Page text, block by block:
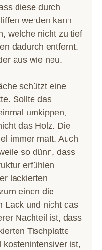
diese durch
werden kann
welche nicht zu tief
dadurch entfernt.
aus wie neu.
schützt eine
Sollte das
umkippen,
das Holz. Die
immer matt. Auch
so dünn, dass
erfühlen
lackierten
einen die
Lack und nicht das
Nachteil ist, dass
Tischplatte
kostenintensiver ist,